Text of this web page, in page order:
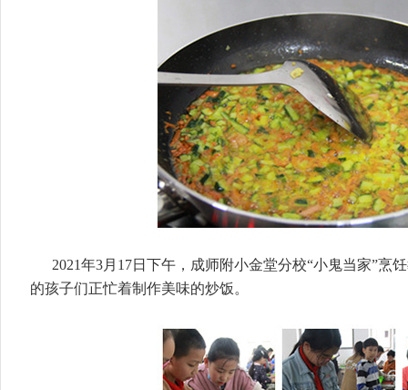
2021年3月17日下午，成师附小金堂分校“小鬼当家”烹
的孩子们正忙着制作美味的炒饭。